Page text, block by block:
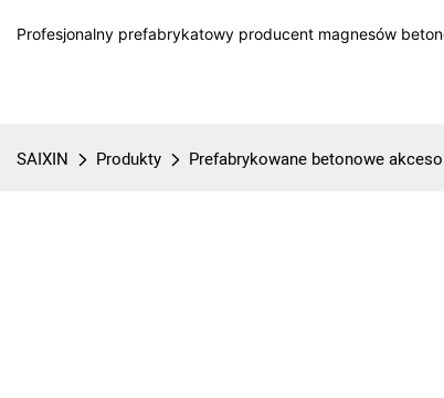
Profesjonalny prefabrykatowy producent magnesów
SAIXIN Produkty Prefabrykowane betonowe